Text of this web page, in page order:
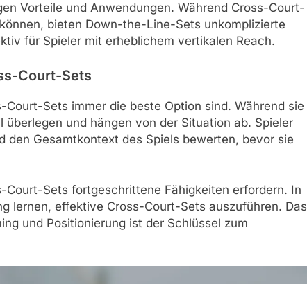
Vorteile und Anwendungen. Während Cross-Court-
bieten Down-the-Line-Sets unkomplizierte
für Spieler mit erheblichem vertikalen Reach.
Court-Sets
Sets immer die beste Option sind. Während sie
und hängen von der Situation ab. Spieler
den Gesamtkontext des Spiels bewerten, bevor sie
Sets fortgeschrittene Fähigkeiten erfordern. In
lernen, effektive Cross-Court-Sets auszuführen. Das
und Positionierung ist der Schlüssel zum